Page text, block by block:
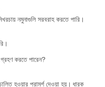
নমুনাগুলি সরবরাহ করতে পারি।
করতে পারেন?
হওয়ার পরামর্শ দেওয়া হয়। ধারক